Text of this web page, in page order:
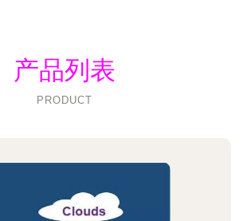
产品列表
PRODUCT